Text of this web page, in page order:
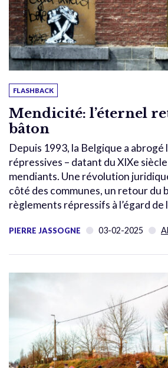
FLASHBACK
Mendicité: l’éternel
bâton
Depuis 1993, la Belgique a abrogé
répressives – datant du XIXe
mendiants. Une révolution
côté des communes, un retour du
règlements répressifs à l’égard de
PIERRE JASSOGNE 03-02-2025